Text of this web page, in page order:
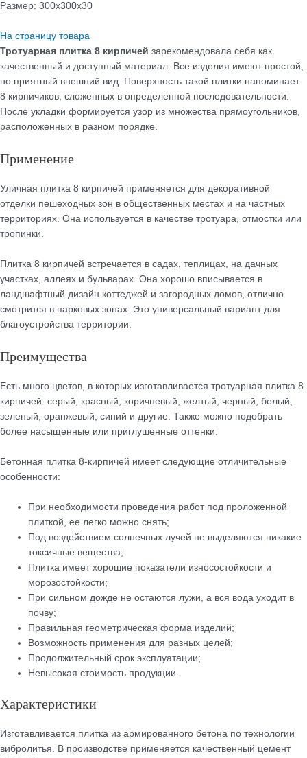
Размер: 300х300х30
На страницу товара
Тротуарная плитка 8 кирпичей зарекомендовала себя как
качественный и доступный материал. Все изделия имеют простой,
но приятный внешний вид. Поверхность такой плитки напоминает
8 кирпичиков, сложенных в определенной последовательности.
После укладки формируется узор из множества прямоугольников,
расположенных в разном порядке.
Применение
Уличная плитка 8 кирпичей применяется для декоративной
отделки пешеходных зон в общественных местах и на частных
территориях. Она используется в качестве тротуара, отмостки или
тропинки.
Плитка 8 кирпичей встречается в садах, теплицах, на дачных
участках, аллеях и бульварах. Она хорошо вписывается в
ландшафтный дизайн коттеджей и загородных домов, отлично
смотрится в парковых зонах. Это универсальный вариант для
благоустройства территории.
Преимущества
Есть много цветов, в которых изготавливается тротуарная плитка 8
кирпичей: серый, красный, коричневый, желтый, черный, белый,
зеленый, оранжевый, синий и другие. Также можно подобрать
более насыщенные или приглушенные оттенки.
Бетонная плитка 8-кирпичей имеет следующие отличительные
особенности:
При необходимости проведения работ под проложенной
плиткой, ее легко можно снять;
Под воздействием солнечных лучей не выделяются никакие
токсичные вещества;
Плитка имеет хорошие показатели износостойкости и
морозостойкости;
При сильном дожде не остаются лужи, а вся вода уходит в
почву;
Правильная геометрическая форма изделий;
Возможность применения для разных целей;
Продолжительный срок эксплуатации;
Невысокая стоимость продукции.
Характеристики
Изготавливается плитка из армированного бетона по технологии
вибролитья. В производстве применяется качественный цемент